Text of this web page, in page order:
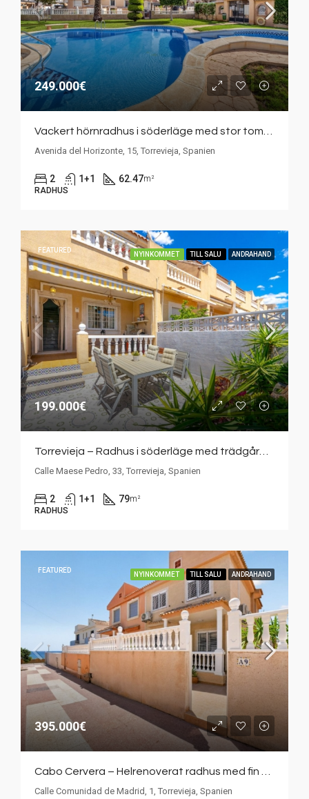
249.000€
Avenida del Horizonte, 15, Torrevieja, Spanien
2 1+1 62.47m²
RADHUS
FEATURED
NYINKOMMET TILL SALU ANDRAHAND
199.000€
Calle Maese Pedro, 33, Torrevieja, Spanien
2 1+1 79m²
RADHUS
FEATURED
NYINKOMMET TILL SALU ANDRAHAND
395.000€
Calle Comunidad de Madrid, 1, Torrevieja, Spanien